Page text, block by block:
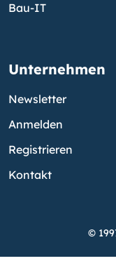
Bau-IT
Unternehmen
Newsletter
Anmelden
Registrieren
Kontakt
©